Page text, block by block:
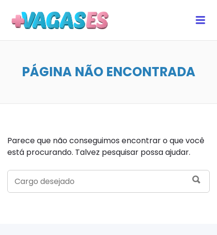
PÁGINA NÃO ENCONTRADA
Parece que não conseguimos encontrar o que você
está procurando. Talvez pesquisar possa ajudar.
SEARCH
FOR: